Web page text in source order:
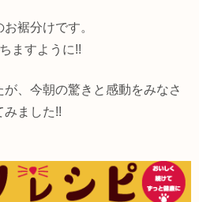
裾分けです。
ますように!!
、今朝の驚きと感動をみなさ
みました!!